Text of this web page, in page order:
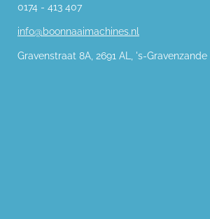
0174 - 413 407
info@boonnaaimachines.nl
Gravenstraat 8A, 2691 AL, 's-Gravenzande